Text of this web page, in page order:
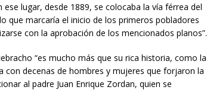
lugar, desde 1889, se colocaba la vía férrea del
que marcaría el inicio de los primeros pobladores
con la aprobación de los mencionados planos”.
“es mucho más que su rica historia, como la
con decenas de hombres y mujeres que forjaron la
al padre Juan Enrique Zordan, quien se